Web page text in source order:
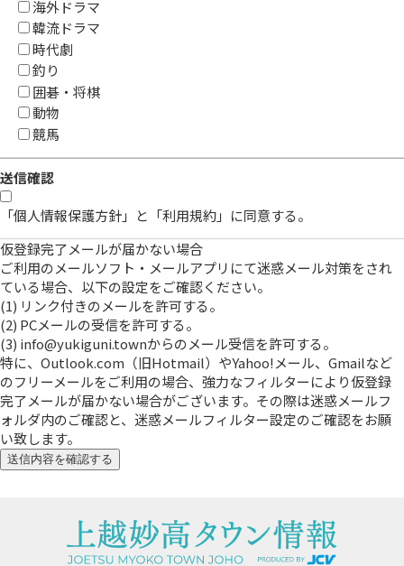
海外ドラマ
韓流ドラマ
時代劇
釣り
囲碁・将棋
動物
競馬
送信確認
「個人情報保護方針」と「利用規約」に同意する。
仮登録完了メールが届かない場合
ご利用のメールソフト・メールアプリにて迷惑メール対策をされ
ている場合、以下の設定をご確認ください。
(1) リンク付きのメールを許可する。
(2) PCメールの受信を許可する。
(3) info@yukiguni.townからのメール受信を許可する。
特に、Outlook.com（旧Hotmail）やYahoo!メール、Gmailなど
のフリーメールをご利用の場合、強力なフィルターにより仮登録
完了メールが届かない場合がございます。その際は迷惑メールフ
ォルダ内のご確認と、迷惑メールフィルター設定のご確認をお願
い致します。
送信内容を確認する